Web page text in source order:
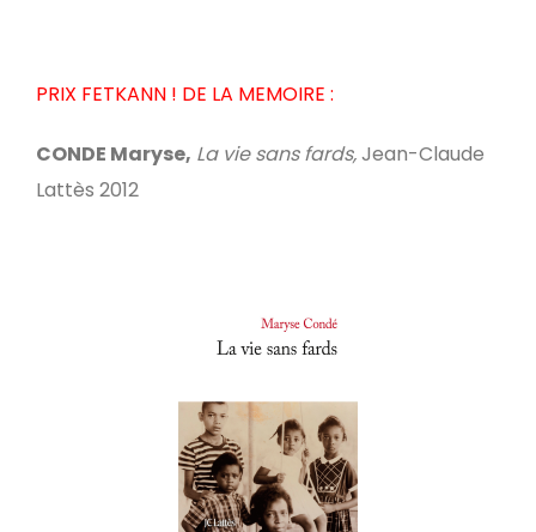
PRIX FETKANN ! DE LA MEMOIRE :
CONDE Maryse, La vie sans fards,Jean-Claude
Lattès 2012